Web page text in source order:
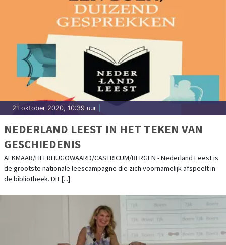
21 oktober 2020, 10:39 uur
NEDERLAND LEEST IN HET TEKEN VAN
GESCHIEDENIS
ALKMAAR/HEERHUGOWAARD/CASTRICUM/BERGEN - Nederland Leest is
de grootste nationale leescampagne die zich voornamelijk afspeelt in
de bibliotheek. Dit [...]